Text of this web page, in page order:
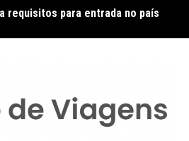
requisitos para entrada no país